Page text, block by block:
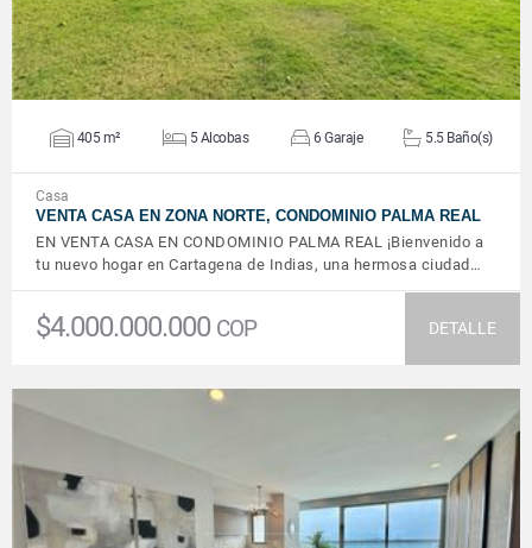
405 m² 5 Alcobas 6 Garaje 5.5 Baño(s)
Casa
VENTA CASA EN ZONA NORTE, CONDOMINIO PALMA REAL
EN VENTA CASA EN CONDOMINIO PALMA REAL ¡Bienvenido a
tu nuevo hogar en Cartagena de Indias, una hermosa ciudad…
$4.000.000.000 COP DETALLE